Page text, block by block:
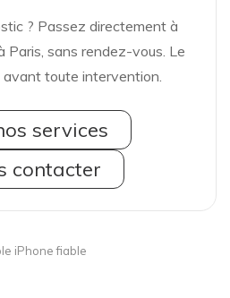
? Passez directement à
Paris, sans rendez-vous. Le
toute intervention.
services
contacter
iPhone fiable